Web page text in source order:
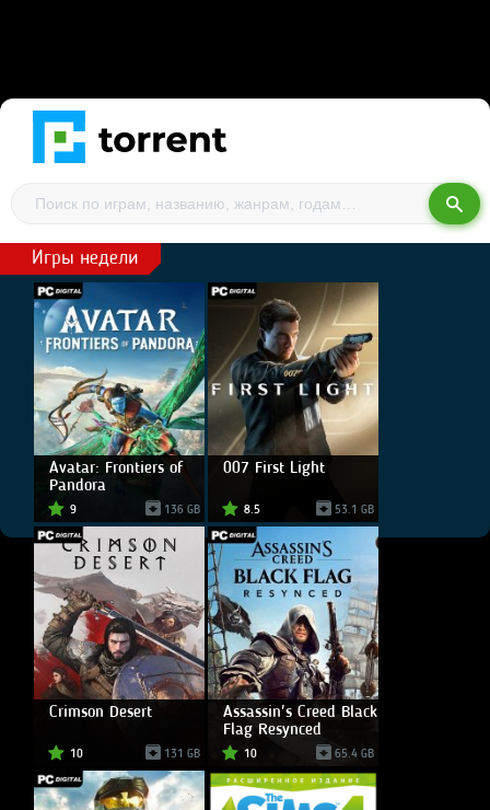
Игры недели
Avatar: Frontiers of
Pandora
9 136 GB
007 First Light
8.5 53.1 GB
Crimson Desert
10 131 GB
Assassin's Creed Black
Flag Resynced
10 65.4 GB